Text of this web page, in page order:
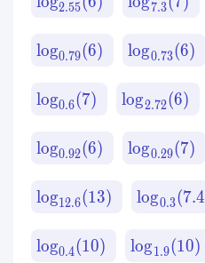
2.55 7.3
log0.79(6) log0.73(6)
log0.6(7) log2.72(6)
log0.92(6) log0.29(7)
log12.6(13) log0.3(7.4
log0.4(10) log1.9(10)